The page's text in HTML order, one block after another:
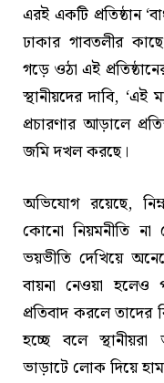
এরই একটি প্রতিষ্ঠান
ঢাকার গাবতলীর
গড়ে ওঠা এই
স্থানীয়দের দাবি,
প্রচারণার আড়ালে
জমি দখল করছে।
অভিযোগ রয়েছে,
কোনো নিয়মনীতি না
ভয়ভীতি দেখিয়ে
বায়না নেওয়া হলেও
প্রতিবাদ করলে
হচ্ছে বলে
ভাড়াটে লোক দিয়ে